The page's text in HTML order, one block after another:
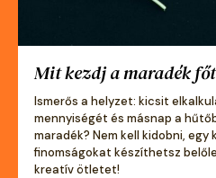
Mit kezdj a maradék
Ismerős a helyzet: kicsit
mennyiségét és másnap a
maradék? Nem kell kidobni,
finomságokat készíthetsz
kreatív ötletet!